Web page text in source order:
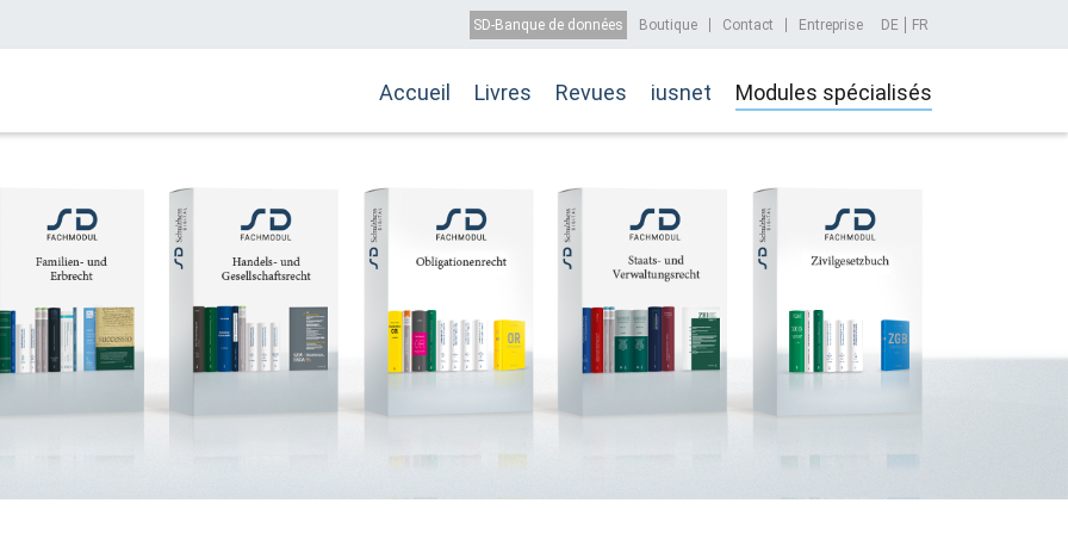
Top Menu
SD-Banque de données Boutique Contact Entreprise DE FR
Hauptnavigation
Accueil Livres Revues iusnet Modules spécialisés